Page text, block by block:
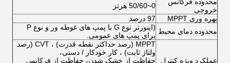
خروجی
0~50/60 هرتز
بهره وری MPPT
97 درصد
محدوده دمای محیط
(اینورتر نوع G با پمپ های غوطه ور و نوع P
برای پمپ های عمومی.
عملکرد ویژه کنترل
MPPT (رصد حداکثر نقطه قدرت) ، CVT (رصد
ولتاژ ثابت) ، کار خودکار / دستی،
حفاظت از خشک شدن، حفاظت از فرکانس